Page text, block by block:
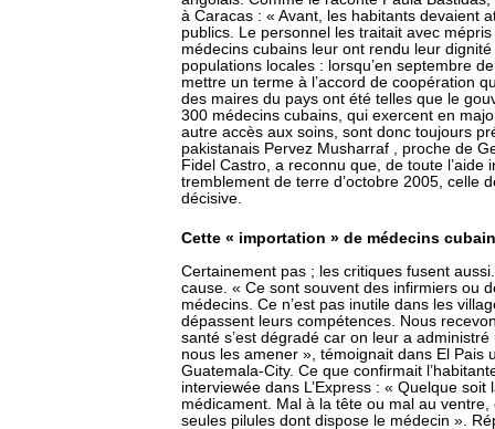
à Caracas : « Avant, les habitants devaient
publics. Le personnel les traitait avec
médecins cubains leur ont rendu leur
populations locales : lorsqu’en septembre
mettre un terme à l’accord de coopération
des maires du pays ont été telles que le
300 médecins cubains, qui exercent en
autre accès aux soins, sont donc toujours
pakistanais Pervez Musharraf , proche de
Fidel Castro, a reconnu que, de toute
tremblement de terre d’octobre 2005, celle
décisive.
Cette « importation » de médecins
Certainement pas ; les critiques fusent
cause. « Ce sont souvent des infirmiers ou
médecins. Ce n’est pas inutile dans les
dépassent leurs compétences. Nous
santé s’est dégradé car on leur a
nous les amener », témoignait dans El Pais
Guatemala-City. Ce que confirmait
interviewée dans L’Express : « Quelque
médicament. Mal à la tête ou mal au ventre,
seules pilules dont dispose le médecin ».